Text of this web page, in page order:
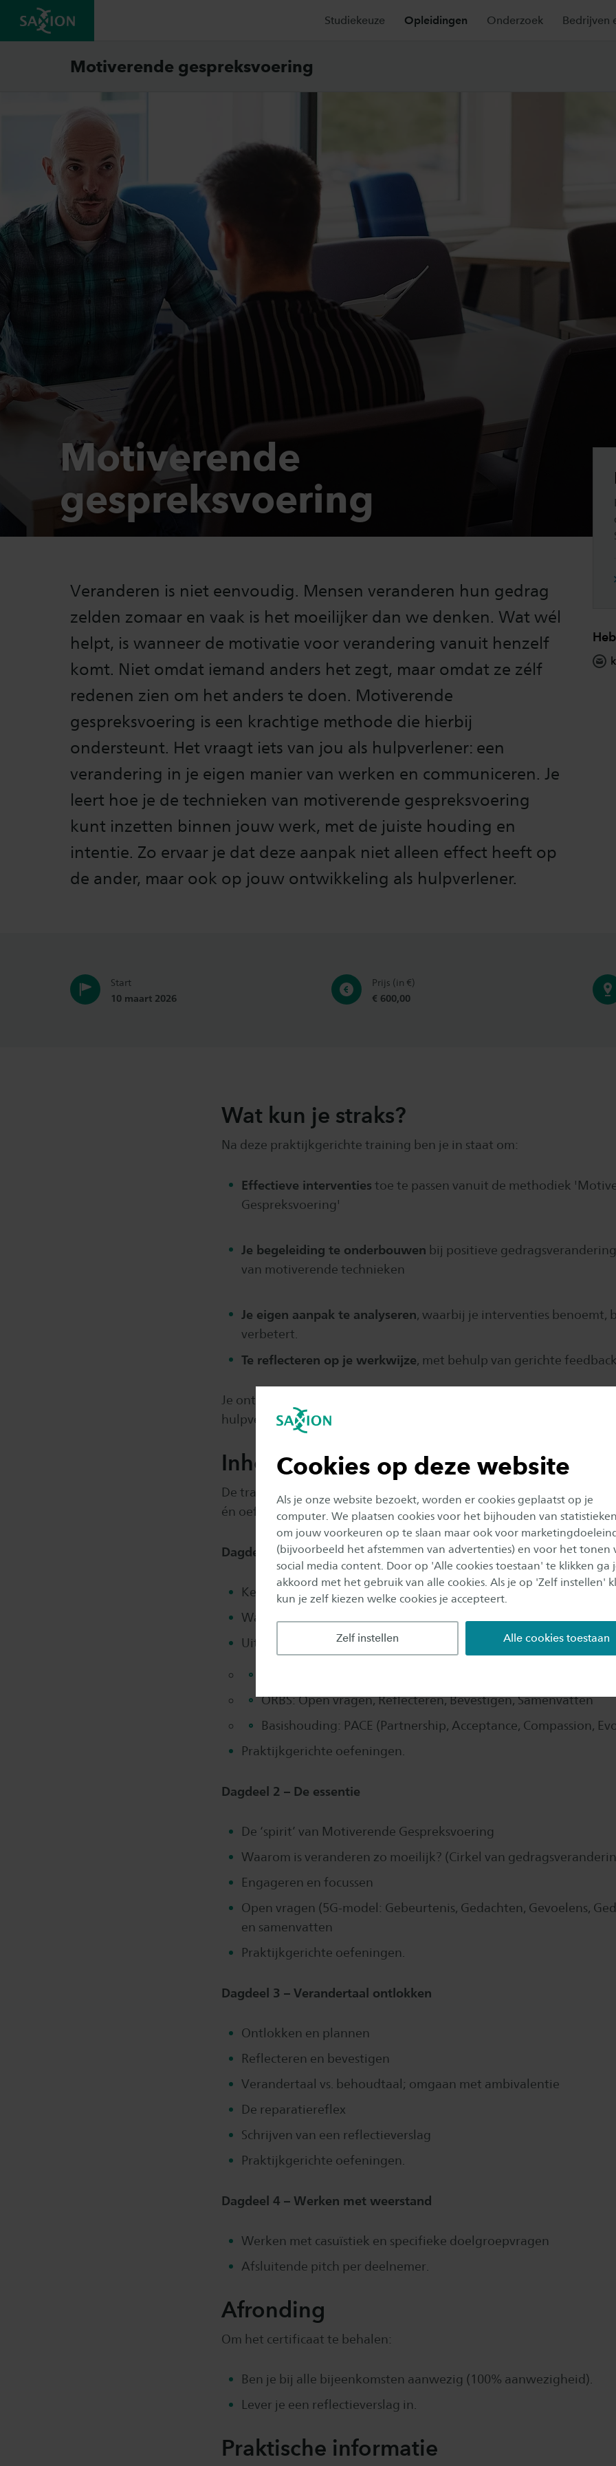
Cookies op deze website
Als je onze website bezoekt, worden er cookies geplaatst op je
computer. We plaatsen cookies voor het bijhouden van
om jouw voorkeuren op te slaan maar ook voor
(bijvoorbeeld het afstemmen van advertenties) en voor het tonen
social media content. Door op 'Alle cookies toestaan' te klikken ga
akkoord met het gebruik van alle cookies. Als je op 'Zelf instellen'
kun je zelf kiezen welke cookies je accepteert.
Zelf instellen Alle cookies toestaan
Studiekeuze Opleidingen Onderzoek Bedrijven
Motiverende gespreksvoering
Motiverende
gespreksvoering
Veranderen is niet eenvoudig. Mensen veranderen hun gedrag
zelden zomaar en vaak is het moeilijker dan we denken. Wat wél
helpt, is wanneer de motivatie voor verandering vanuit henzelf
komt. Niet omdat iemand anders het zegt, maar omdat ze zélf
redenen zien om het anders te doen. Motiverende
gespreksvoering is een krachtige methode die hierbij
ondersteunt. Het vraagt iets van jou als hulpverlener: een
verandering in je eigen manier van werken en communiceren. Je
leert hoe je de technieken van motiverende gespreksvoering
kunt inzetten binnen jouw werk, met de juiste houding en
intentie. Zo ervaar je dat deze aanpak niet alleen effect heeft op
de ander, maar ook op jouw ontwikkeling als hulpverlener.
Start
10 maart 2026
Prijs (in €)
€ 600,00
Wat kun je straks?
Na deze praktijkgerichte training ben je in staat om:
Effectieve interventies toe te passen vanuit de methodiek
Gespreksvoering'
Je begeleiding te onderbouwen bij positieve
van motiverende technieken
Je eigen aanpak te analyseren, waarbij je interventies benoemt,
verbetert.
Te reflecteren op je werkwijze, met behulp van gerichte
Je ontwikkelt niet alleen vaardigheden, maar ook een nieuwe
hulpverlener: motiverend, empathisch en doelgericht.
Inhoud
De training bestaat uit vier interactieve dagdelen van elk 3 uur. Je
én oefent intensief met de toepassing in jouw praktijk.
Dagdeel 1 – Introductie
Kennismaking en doelen
Wat is motivatie?
Uitleg van de methodes:
ORBS: Open vragen, Reflecteren, Bevestigen, Samenvatten
Basishouding: PACE (Partnership, Acceptance, Compassion,
Praktijkgerichte oefeningen.
Dagdeel 2 – De essentie
De ‘spirit’ van Motiverende Gespreksvoering
Waarom is veranderen zo moeilijk? (Cirkel van
Engageren en focussen
Open vragen (5G-model: Gebeurtenis, Gedachten, Gevoelens,
en samenvatten
Praktijkgerichte oefeningen.
Dagdeel 3 – Verandertaal ontlokken ​​​
Ontlokken en plannen
Reflecteren en bevestigen
Verandertaal vs. behoudtaal; omgaan met ambivalentie
De reparatiereflex
Schrijven van een reflectieverslag
Praktijkgerichte oefeningen.
Dagdeel 4 – Werken met weerstand
Werken met casuïstiek en specifieke doelgroepvragen
Afsluitende pitch per deelnemer.
Afronding
Om het certificaat te behalen:
Ben je bij alle bijeenkomsten aanwezig (100% aanwezigheid).
Lever je een reflectieverslag in.
Praktische informatie